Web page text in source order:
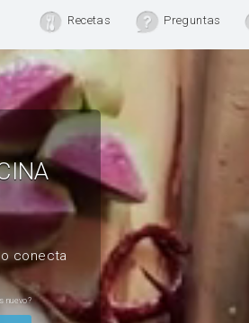
Recetas Preguntas
conecta
nuevo?